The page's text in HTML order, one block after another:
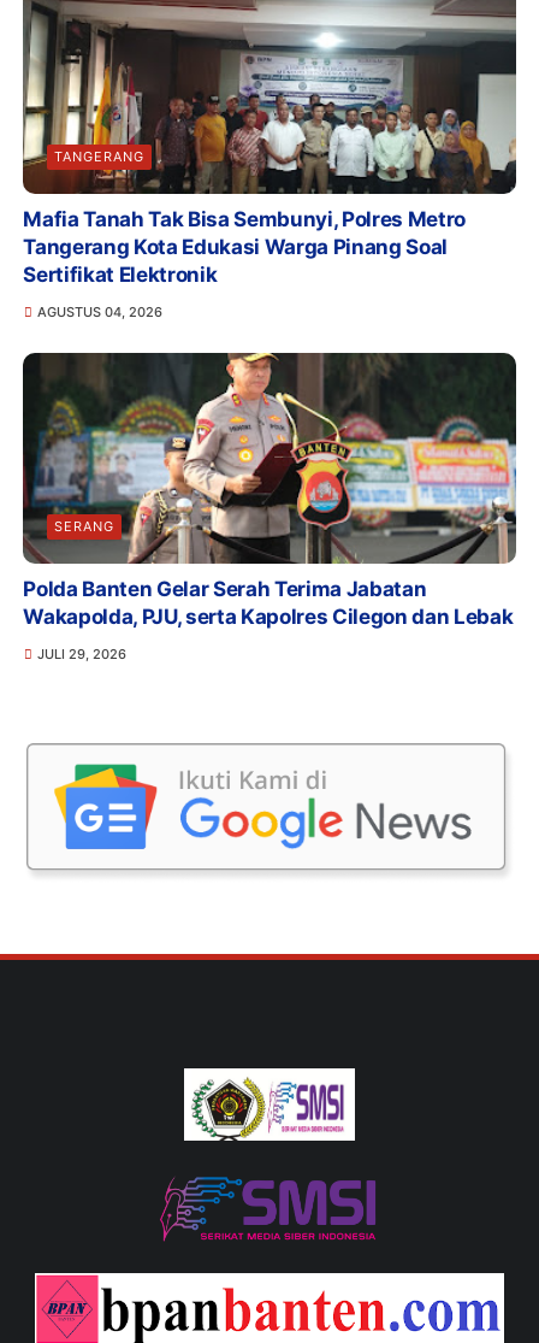
TANGERANG
Mafia Tanah Tak Bisa Sembunyi, Polres Metro
Tangerang Kota Edukasi Warga Pinang Soal
Sertifikat Elektronik
AGUSTUS 04, 2026
SERANG
Polda Banten Gelar Serah Terima Jabatan
Wakapolda, PJU, serta Kapolres Cilegon dan Lebak
JULI 29, 2026